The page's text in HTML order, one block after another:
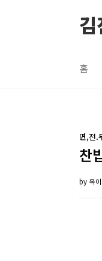
홈
면,전.
찬
by 옥